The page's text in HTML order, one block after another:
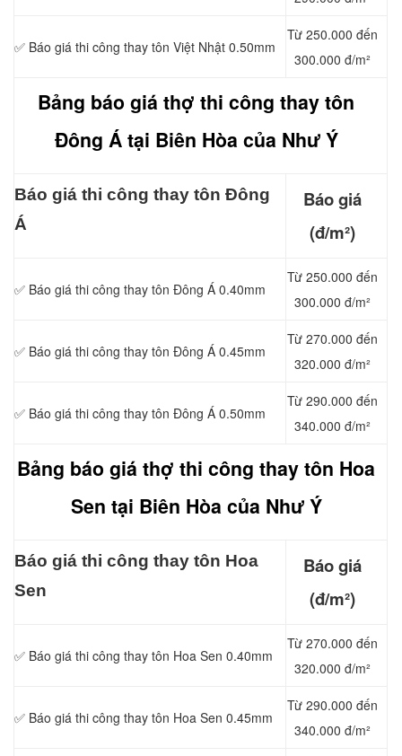
✅ Báo giá thi công thay tôn Việt Nhật 0.50mm
Từ 250.000 đến
300.000 đ/m²
Bảng báo giá thợ thi công thay tôn
Đông Á tại Biên Hòa của Như Ý
Báo giá thi công thay tôn Đông
Á
Báo giá
(đ/m²)
✅ Báo giá thi công thay tôn Đông Á 0.40mm
Từ 250.000 đến
300.000 đ/m²
✅ Báo giá thi công thay tôn Đông Á 0.45mm
Từ 270.000 đến
320.000 đ/m²
✅ Báo giá thi công thay tôn Đông Á 0.50mm
Từ 290.000 đến
340.000 đ/m²
Bảng báo giá thợ thi công thay tôn Hoa
Sen tại Biên Hòa của Như Ý
Báo giá thi công thay tôn Hoa
Sen
Báo giá
(đ/m²)
✅ Báo giá thi công thay tôn Hoa Sen 0.40mm
Từ 270.000 đến
320.000 đ/m²
✅ Báo giá thi công thay tôn Hoa Sen 0.45mm
Từ 290.000 đến
340.000 đ/m²